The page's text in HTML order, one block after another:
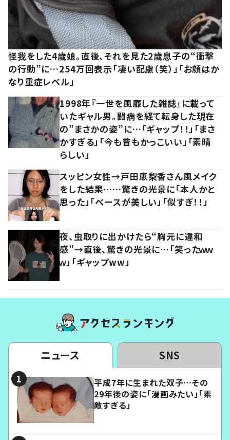
怪我をした4歳娘。直後、それを見た2歳息子の“衝撃
の行動”に…254万回表示「凄い配慮（笑）」「お顔はか
なり重症レベル」
1998年『一世を風靡した雑誌』に載って
いたギャル男。闘病を経て転身した現在
の”まさかの姿”に…「ギャップ！！」「まさ
かすぎる」「今も昔もかっこいい」「素晴
らしい」
スッピン女性→戸田恵梨香さん風メイク
をした結果……驚きの光景に「本人かと
思った」「ベースが美しい」「似すぎ！！」
夜、虫取りに出かけたら“胸元に違和
感”→直後、驚きの光景に…「笑ったｗｗ
ｗ」「ギャップww」
ニュース SNS
平成7年に生まれた双子…その
29年後の姿に「漫画みたい」「素
敵すぎる」